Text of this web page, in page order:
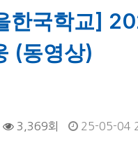
한국학교]
(동영상)
3,369회 25-05-04